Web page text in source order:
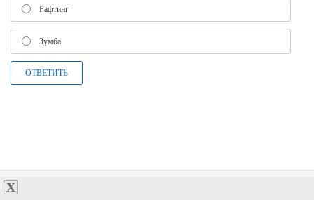
Рафтинг
Зумба